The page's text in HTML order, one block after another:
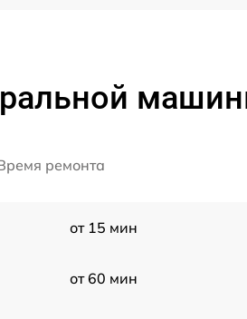
ремонта
от 15 мин
от 60 мин